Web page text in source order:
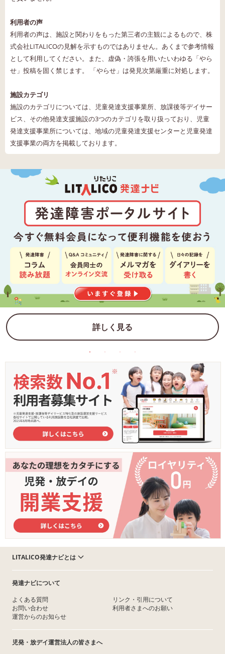
利用者の声
利用者の声は、施設と関わりをもった第三者の主観によるもので、株
式会社LITALICOの見解を示すものではありません。あくまで参考情報
として利用してください。また、虚偽・誇張を用いたいわゆる「やら
せ」投稿を固く禁じます。 「やらせ」は発見次第厳重に対処します。
施設カテゴリ
施設のカテゴリについては、児童発達支援事業所、放課後等デイサー
ビス、その他発達支援施設の3つのカテゴリを取り扱っており、児童
発達支援事業所については、地域の児童発達支援センターと児童発達
支援事業の両方を掲載しております。
詳しく見る
LITALICO発達ナビとは
発達ナビについて
よくある質問
お問い合わせ
運営からのお知らせ
リンク・引用について
利用者さまへのお願い
児発・放デイ運営法人の皆さまへ